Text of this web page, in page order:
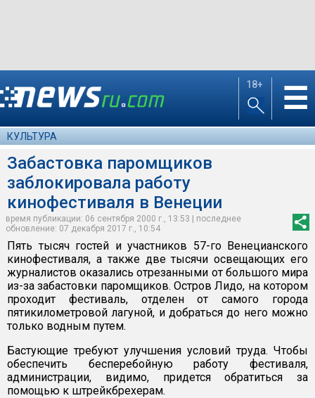
18+ ☰
КУЛЬТУРА
Забастовка паромщиков
заблокировала работу
кинофестиваля в Венеции
время публикации: 06 сентября 2000 г., 13:53 | последнее
обновление: 07 декабря 2017 г., 10:54
Пять тысяч гостей и участников 57-го Венецианского
кинофестиваля, а также две тысячи освещающих его
журналистов оказались отрезанными от большого мира
из-за забастовки паромщиков. Остров Лидо, на котором
проходит фестиваль, отделен от самого города
пятикилометровой лагуной, и добраться до него можно
только водным путем.
Бастующие требуют улучшения условий труда. Чтобы
обеспечить бесперебойную работу фестиваля,
администрации, видимо, придется обратиться за
помощью к штрейкбрехерам.